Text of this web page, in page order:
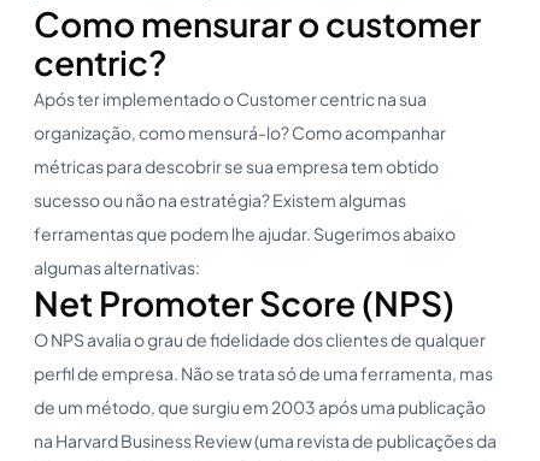
Como mensurar o customer
centric?
Após ter implementado o Customer centric na sua
organização, como mensurá-lo? Como acompanhar
métricas para descobrir se sua empresa tem obtido
sucesso ou não na estratégia? Existem algumas
ferramentas que podem lhe ajudar. Sugerimos abaixo
algumas alternativas:
Net Promoter Score (NPS)
O NPS avalia o grau de fidelidade dos clientes de qualquer
perfil de empresa. Não se trata só de uma ferramenta, mas
de um método, que surgiu em 2003 após uma publicação
na Harvard Business Review (uma revista de publicações da